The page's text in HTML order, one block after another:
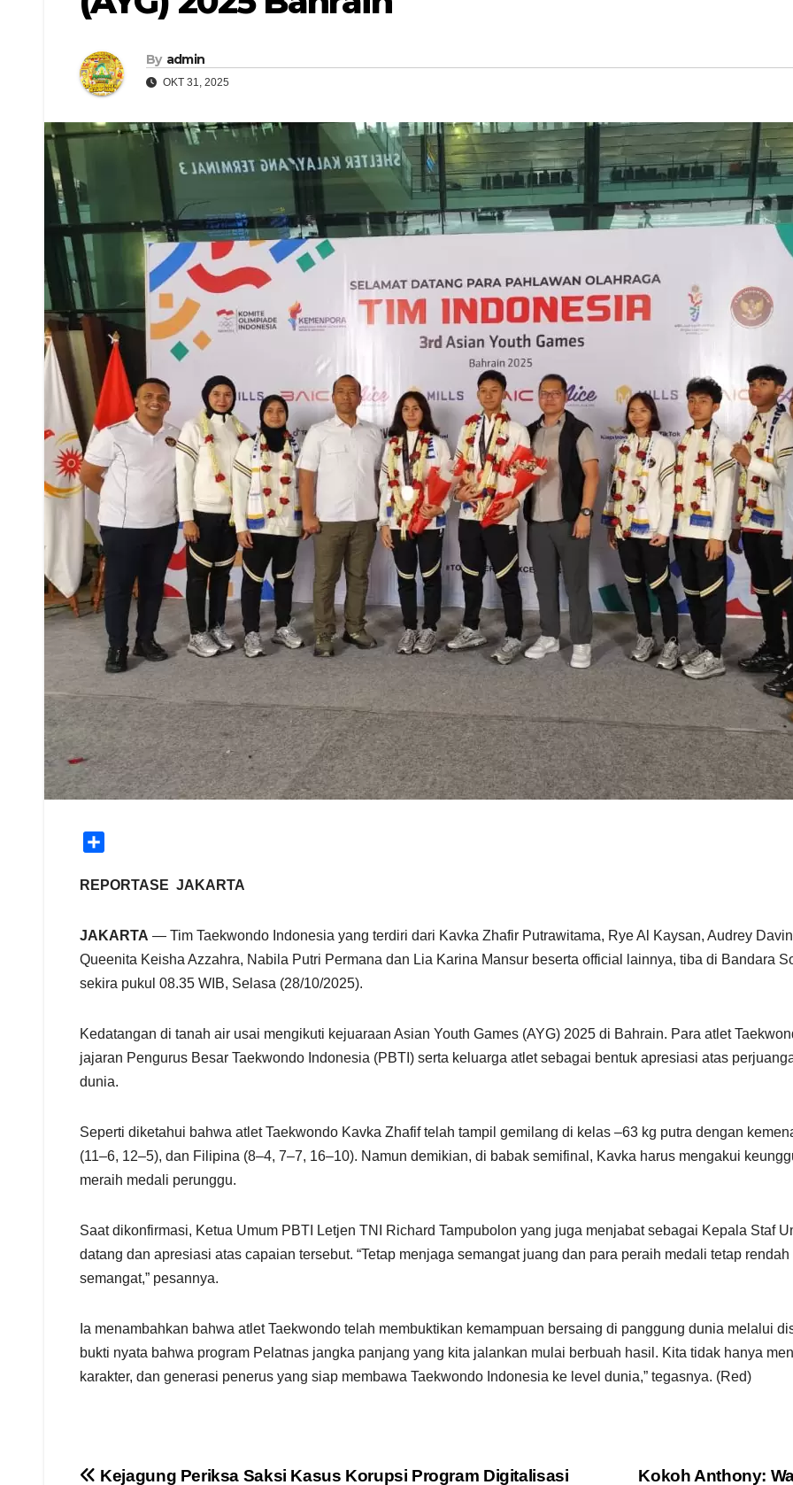
By admin
OKT 31, 2025
a
e
REPORTASE JAKARTA
JAKARTA — Tim Taekwondo Indonesia yang terdiri dari Kavka Zhafir Putrawitama, Rye Al Kaysan, Audrey
Queenita Keisha Azzahra, Nabila Putri Permana dan Lia Karina Mansur beserta official lainnya, tiba di Bandara
sekira pukul 08.35 WIB, Selasa (28/10/2025).
Kedatangan di tanah air usai mengikuti kejuaraan Asian Youth Games (AYG) 2025 di Bahrain. Para atlet
jajaran Pengurus Besar Taekwondo Indonesia (PBTI) serta keluarga atlet sebagai bentuk apresiasi atas
dunia.
Seperti diketahui bahwa atlet Taekwondo Kavka Zhafif telah tampil gemilang di kelas –63 kg putra dengan
(11–6, 12–5), dan Filipina (8–4, 7–7, 16–10). Namun demikian, di babak semifinal, Kavka harus mengakui
meraih medali perunggu.
Saat dikonfirmasi, Ketua Umum PBTI Letjen TNI Richard Tampubolon yang juga menjabat sebagai Kepala Staf
datang dan apresiasi atas capaian tersebut. “Tetap menjaga semangat juang dan para peraih medali tetap
semangat,” pesannya.
Ia menambahkan bahwa atlet Taekwondo telah membuktikan kemampuan bersaing di panggung dunia melalui
bukti nyata bahwa program Pelatnas jangka panjang yang kita jalankan mulai berbuah hasil. Kita tidak hanya
karakter, dan generasi penerus yang siap membawa Taekwondo Indonesia ke level dunia,” tegasnya. (Red)
Kokoh Anthony:
Kejagung Periksa Saksi Kasus Korupsi Program Digitalisasi